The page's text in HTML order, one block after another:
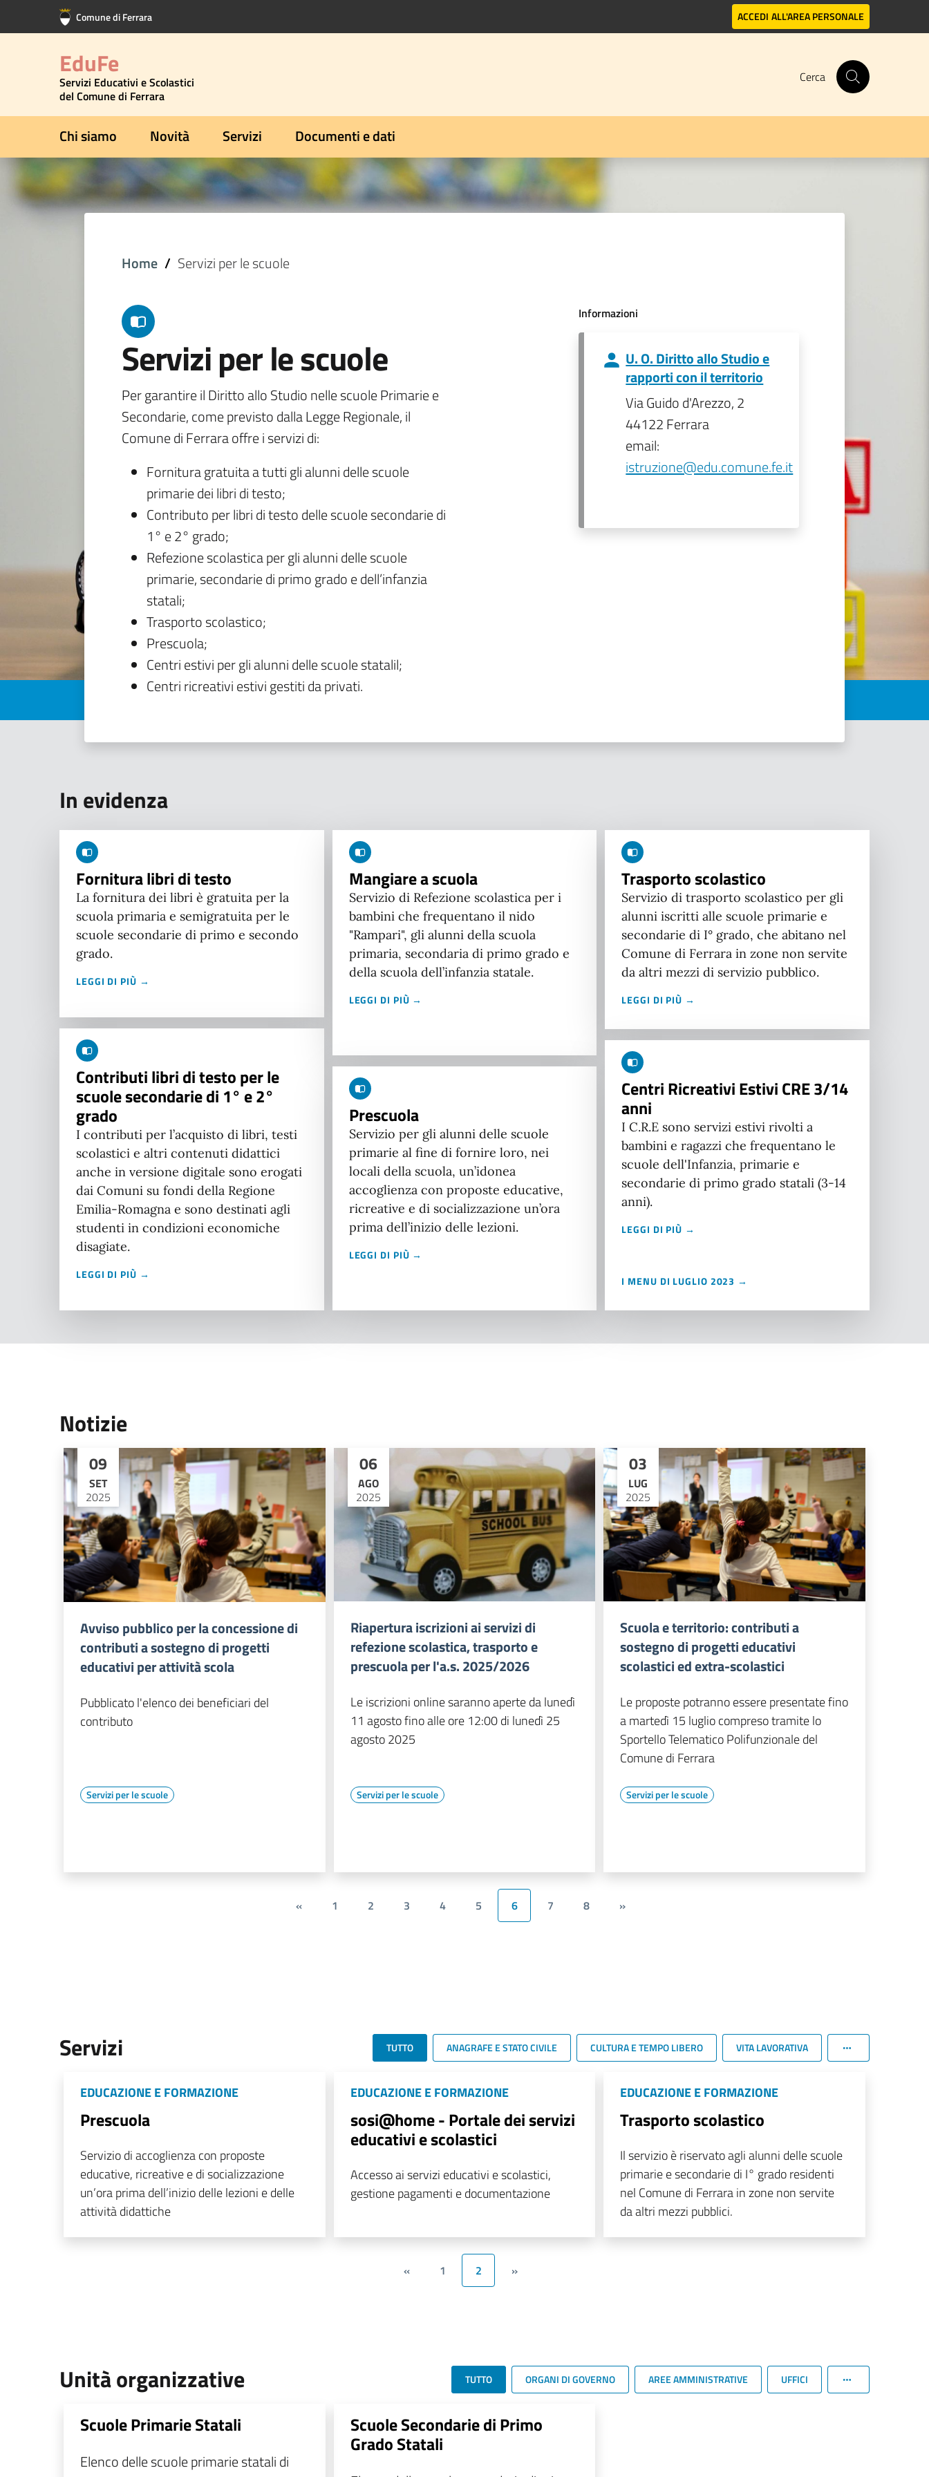
Vai al contenuto principale
Vai al footer Comune di Ferrara ACCEDI ALL'AREA PERSONALE
EduFe
Servizi Educativi e Scolastici
del Comune di Ferrara
Cerca
Chi siamo Novità Servizi Documenti e dati
Home Servizi per le scuole
Servizi per le scuole
Per garantire il Diritto allo Studio nelle scuole Primarie e
Secondarie, come previsto dalla Legge Regionale, il
Comune di Ferrara offre i servizi di:
Fornitura gratuita a tutti gli alunni delle scuole
primarie dei libri di testo;
Contributo per libri di testo delle scuole secondarie di
1° e 2° grado;
Refezione scolastica per gli alunni delle scuole
primarie, secondarie di primo grado e dell’infanzia
statali;
Trasporto scolastico;
Prescuola;
Centri estivi per gli alunni delle scuole statalil;
Centri ricreativi estivi gestiti da privati.
Informazioni
U. O. Diritto allo Studio e
rapporti con il territorio
Via Guido d'Arezzo, 2
44122 Ferrara
email:
istruzione@edu.comune.fe.it
In evidenza
Fornitura libri di testo
La fornitura dei libri è gratuita per la
scuola primaria e semigratuita per le
scuole secondarie di primo e secondo
grado.
LEGGI DI PIÙ →
Contributi libri di testo per le
scuole secondarie di 1° e 2°
grado
I contributi per l’acquisto di libri, testi
scolastici e altri contenuti didattici
anche in versione digitale sono erogati
dai Comuni su fondi della Regione
Emilia-Romagna e sono destinati agli
studenti in condizioni economiche
disagiate.
LEGGI DI PIÙ →
Mangiare a scuola
Servizio di Refezione scolastica per i
bambini che frequentano il nido
"Rampari", gli alunni della scuola
primaria, secondaria di primo grado e
della scuola dell’infanzia statale.
LEGGI DI PIÙ →
Prescuola
Servizio per gli alunni delle scuole
primarie al fine di fornire loro, nei
locali della scuola, un’idonea
accoglienza con proposte educative,
ricreative e di socializzazione un’ora
prima dell’inizio delle lezioni.
LEGGI DI PIÙ →
Trasporto scolastico
Servizio di trasporto scolastico per gli
alunni iscritti alle scuole primarie e
secondarie di I° grado, che abitano nel
Comune di Ferrara in zone non servite
da altri mezzi di servizio pubblico.
LEGGI DI PIÙ →
Centri Ricreativi Estivi CRE 3/14
anni
I C.R.E sono servizi estivi rivolti a
bambini e ragazzi che frequentano le
scuole dell'Infanzia, primarie e
secondarie di primo grado statali (3-14
anni).
LEGGI DI PIÙ →
I MENU DI LUGLIO 2023 →
Notizie
09
SET
2025
Avviso pubblico per la concessione di
contributi a sostegno di progetti
educativi per attività scola
Pubblicato l'elenco dei beneficiari del
contributo
Servizi per le scuole
06
AGO
2025
Riapertura iscrizioni ai servizi di
refezione scolastica, trasporto e
prescuola per l'a.s. 2025/2026
Le iscrizioni online saranno aperte da lunedì
11 agosto fino alle ore 12:00 di lunedì 25
agosto 2025
Servizi per le scuole
03
LUG
2025
Scuola e territorio: contributi a
sostegno di progetti educativi
scolastici ed extra-scolastici
Le proposte potranno essere presentate fino
a martedì 15 luglio compreso tramite lo
Sportello Telematico Polifunzionale del
Comune di Ferrara
Servizi per le scuole
« 1 2 3 4 5 6 7 8 »
Servizi TUTTO ANAGRAFE E STATO CIVILE CULTURA E TEMPO LIBERO VITA LAVORATIVA
EDUCAZIONE E FORMAZIONE
Prescuola
Servizio di accoglienza con proposte
educative, ricreative e di socializzazione
un’ora prima dell’inizio delle lezioni e delle
attività didattiche
EDUCAZIONE E FORMAZIONE
sosi@home - Portale dei servizi
educativi e scolastici
Accesso ai servizi educativi e scolastici,
gestione pagamenti e documentazione
EDUCAZIONE E FORMAZIONE
Trasporto scolastico
Il servizio è riservato agli alunni delle scuole
primarie e secondarie di I° grado residenti
nel Comune di Ferrara in zone non servite
da altri mezzi pubblici.
« 1 2 »
Unità organizzative TUTTO ORGANI DI GOVERNO AREE AMMINISTRATIVE UFFICI
Scuole Primarie Statali
Elenco delle scuole primarie statali di
Scuole Secondarie di Primo
Grado Statali